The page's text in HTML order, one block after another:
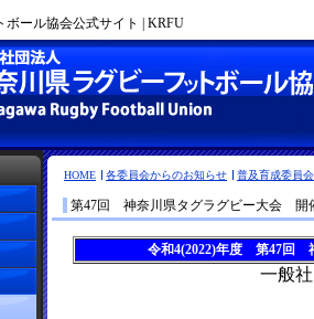
ボール協会公式サイト | KRFU
HOME 各委員会からのお知らせ 普及育成委員会
第47回 神奈川県タグラグビー大会 開